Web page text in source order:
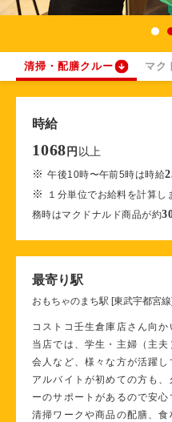
清掃・配膳クルー マク
時給
1068 円 以上
※午後10時〜午前5時は時給
※
１分単位でお給料を計算
務時はマクドナルド商品が約
最寄り駅
おもちゃのまち駅 [東武宇都宮
コストコ壬生倉庫店さん向
当店では、学生・主婦（主
会人など、様々な方が活躍し
アルバイトが初めての方も
ーのサポートがあるので安心
清掃ワークや商品の配膳、